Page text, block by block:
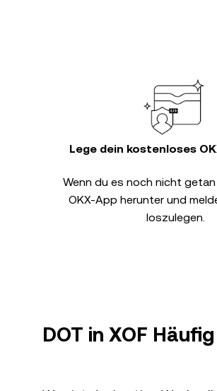
Lege dein kostenloses
Wenn du es noch nicht
OKX-App herunter und
loszulegen.
DOT in XOF